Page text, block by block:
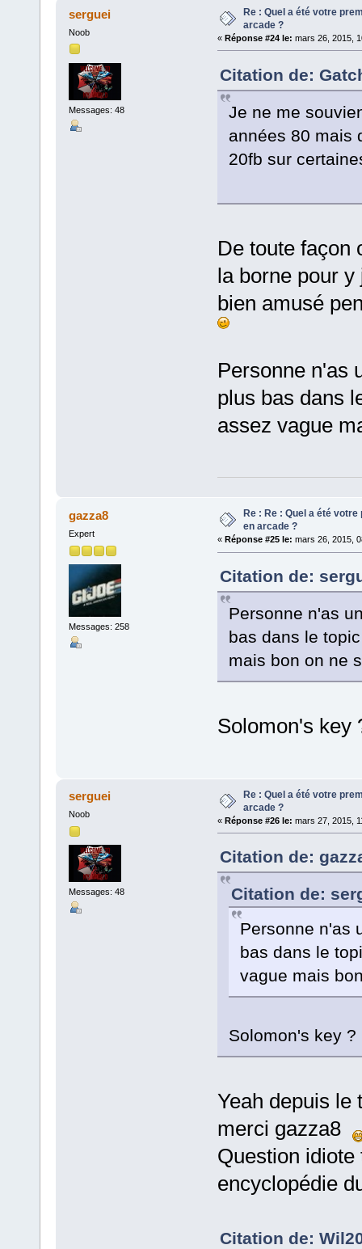
serguei
Noob
Messages: 48
Re : Quel a été votre
arcade ?
« Réponse #24 le: mars 26, 2015,
Citation de:
Je ne me
années 80 mais
20fb sur
De toute façon
la borne pour
bien amusé
Personne n'as
plus bas dans
assez vague
gazza8
Expert
Messages: 258
Re : Re : Quel a été
en arcade ?
« Réponse #25 le: mars 26, 2015,
Citation de:
Personne n'as
bas dans le
mais bon on ne
Solomon's key
serguei
Noob
Messages: 48
Re : Quel a été votre
arcade ?
« Réponse #26 le: mars 27, 2015,
Citation de:
Citation de:
Personne n'as
bas dans le
vague mais
Solomon's key ?
Yeah depuis le
merci gazza8
Question
encyclopédie
Citation de: